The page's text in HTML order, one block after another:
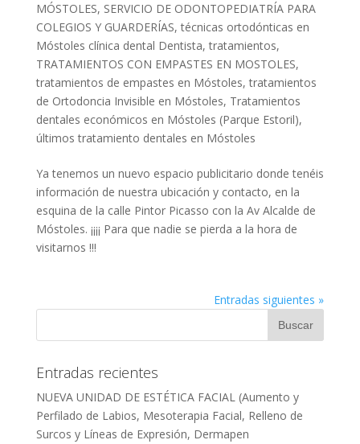
MÓSTOLES, SERVICIO DE ODONTOPEDIATRÍA PARA
COLEGIOS Y GUARDERÍAS,técnicas ortodónticas en
Móstoles clínica dental Dentista,tratamientos,
TRATAMIENTOS CON EMPASTES EN MOSTOLES,
tratamientos de empastes en Móstoles,tratamientos
de Ortodoncia Invisible en Móstoles, Tratamientos
dentales económicos en Móstoles (Parque Estoril),
últimos tratamiento dentales en Móstoles
Ya tenemos un nuevo espacio publicitario donde tenéis
información de nuestra ubicación y contacto, en la
esquina de la calle Pintor Picasso con la Av Alcalde de
Móstoles. ¡¡¡¡ Para que nadie se pierda a la hora de
visitarnos !!!
Entradas siguientes »
Entradas recientes
NUEVA UNIDAD DE ESTÉTICA FACIAL (Aumento y
Perfilado de Labios, Mesoterapia Facial, Relleno de
Surcos y Líneas de Expresión, Dermapen